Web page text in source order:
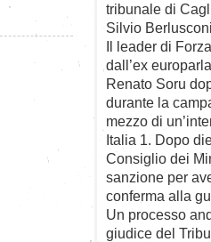
tribunale di
Silvio
Il leader di
dall’ex
Renato Soru
durante la
mezzo di
Italia 1. Dopo
Consiglio dei
sanzione per
conferma alla
Un processo
giudice del